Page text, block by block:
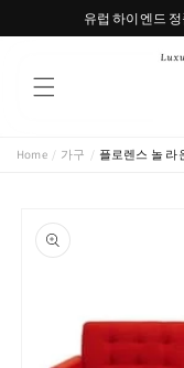
로 건너유럽 하이엔드
Home / 가구 / 플로렌스 놀 라
보로 건
너뛰기